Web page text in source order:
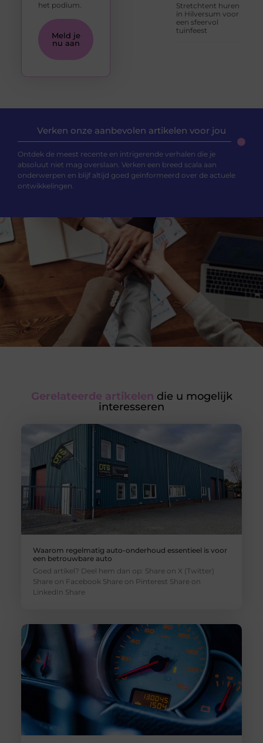
Stretchtent huren
in Hilversum voor
een sfeervol
tuinfeest
het podium.
Meld je
nu aan
Verken onze aanbevolen artikelen voor jou
Ontdek de meest recente en intrigerende verhalen die je
absoluut niet mag overslaan. Verken een breed scala aan
onderwerpen en blijf altijd goed geïnformeerd over de actuele
ontwikkelingen.
Gerelateerde artikelen die u mogelijk
interesseren
Waarom regelmatig auto-onderhoud essentieel is voor
een betrouwbare auto
Goed artikel? Deel hem dan op: Share on X (Twitter)
Share on Facebook Share on Pinterest Share on
LinkedIn Share